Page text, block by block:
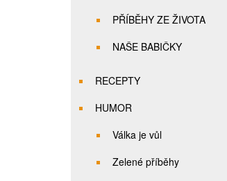
PŘÍBĚHY ZE ŽIVOTA
NAŠE BABIČKY
RECEPTY
HUMOR
Válka je vůl
Zelené příběhy